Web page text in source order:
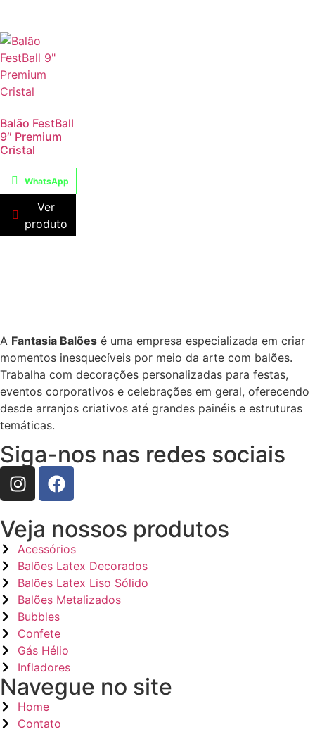
Balão FestBall
9″ Premium
Cristal
WhatsApp
Ver
produto
A Fantasia Balões é uma empresa especializada em criar
momentos inesquecíveis por meio da arte com balões.
Trabalha com decorações personalizadas para festas,
eventos corporativos e celebrações em geral, oferecendo
desde arranjos criativos até grandes painéis e estruturas
temáticas.
Siga-nos nas redes sociais
Veja nossos produtos
Acessórios
Balões Latex Decorados
Balões Latex Liso Sólido
Balões Metalizados
Bubbles
Confete
Gás Hélio
Infladores
Navegue no site
Home
Contato